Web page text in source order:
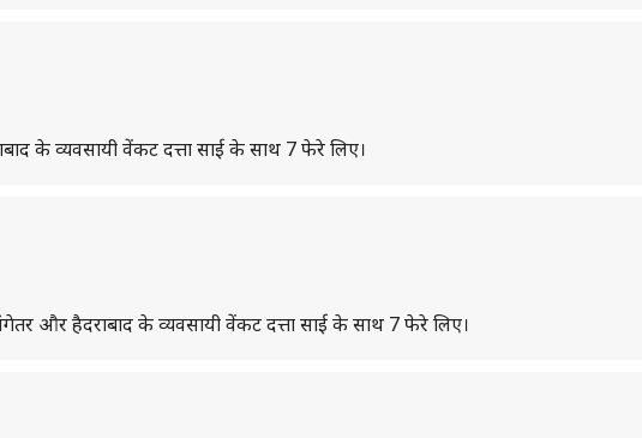
के व्यवसायी वेंकट दत्ता साई के साथ 7 फेरे लिए।
और हैदराबाद के व्यवसायी वेंकट दत्ता साई के साथ 7 फेरे लिए।